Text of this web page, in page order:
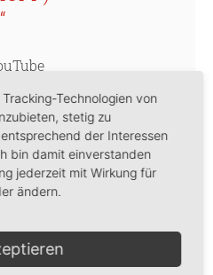
!
Technologien von
stetig zu
der Interessen
bin damit einverstanden
jederzeit mit Wirkung für
ändern.